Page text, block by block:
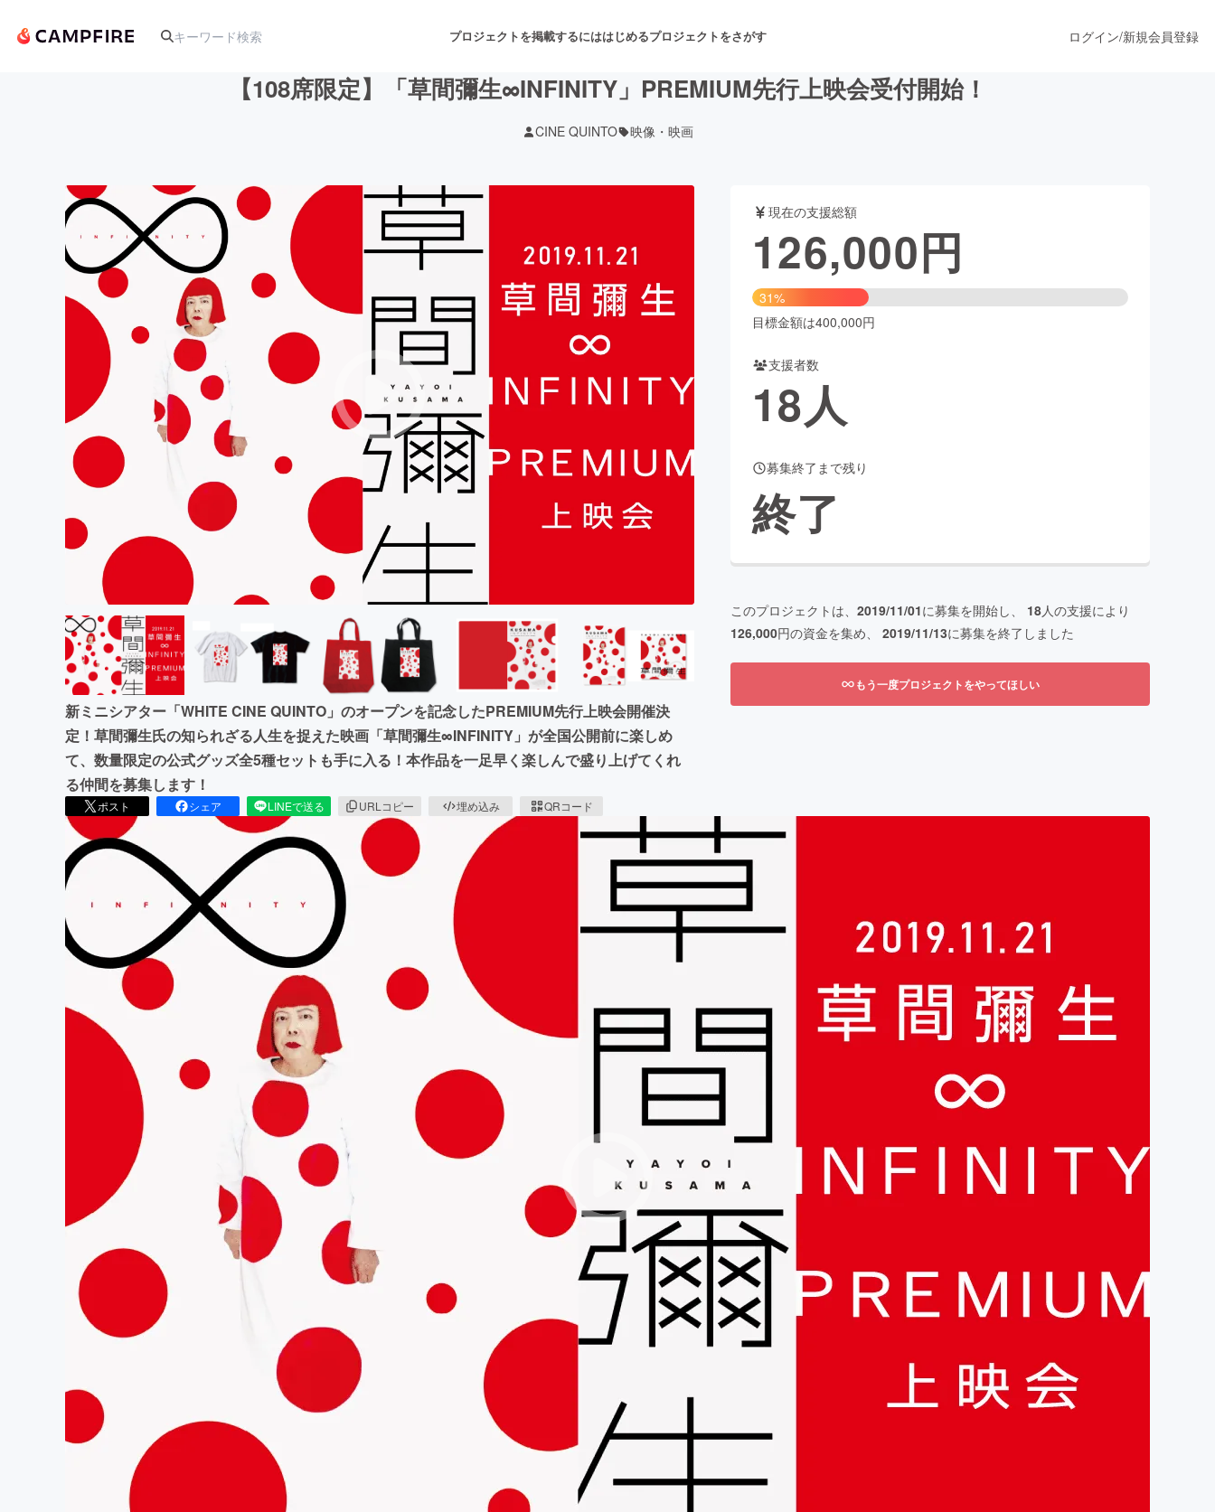
プロジェクトを掲載するにははじめるプロジェクトをさがす
アート・写真 音楽 舞台・パフォーマンス
テクノロジー・ガジェット ゲーム・サービス開発 ファッション
映像・映画 書籍・雑誌出版 アニメ・漫画
ビジネス・起業 チャレンジ ビューティー・ヘルスケア
まちづくり・地域活性化
CAMPFIRE for Social Good CAMPFIRE Creation
CAMPFIREふるさと納税
machi-ya
ログイン/新規会員登録
【108席限定】「草間彌生∞INFINITY」PREMIUM先行上映会受付開始！
CINE QUINTO 映像・映画
新ミニシアター「WHITE CINE QUINTO」のオープンを記念したPREMIUM先行上映会開催決
定！草間彌生氏の知られざる人生を捉えた映画「草間彌生∞INFINITY」が全国公開前に楽しめ
て、数量限定の公式グッズ全5種セットも手に入る！本作品を一足早く楽しんで盛り上げてくれ
る仲間を募集します！
ポスト シェア LINEで送る URLコピー 埋め込み QRコード
現在の支援総額
126,000円
31%
目標金額は400,000円
支援者数
18人
募集終了まで残り
終了
このプロジェクトは、 2019/11/01に募集を開始し、 18人の支援により
126,000円の資金を集め、 2019/11/13に募集を終了しました
もう一度プロジェクトをやってほしい